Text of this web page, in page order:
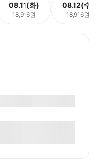
08.11(화)
18,916원
08.12(수)
18,916원